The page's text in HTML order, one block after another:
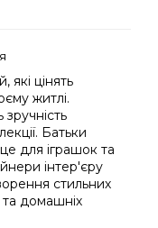
цінять
житлі.
зручність
Батьки
для іграшок та
інтер'єру
стильних
та домашніх